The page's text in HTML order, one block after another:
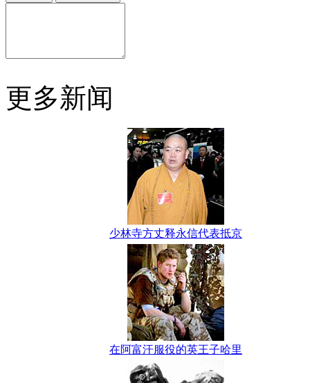
更多新闻
少林寺方丈释永信代表抵京
在阿富汗服役的英王子哈里